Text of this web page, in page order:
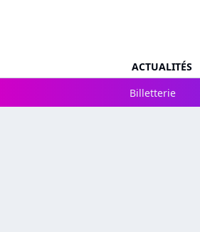
ACTUALITÉS
Billetterie